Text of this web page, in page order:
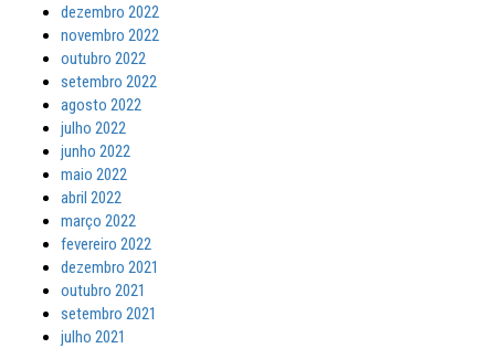
dezembro 2022
novembro 2022
outubro 2022
setembro 2022
agosto 2022
julho 2022
junho 2022
maio 2022
abril 2022
março 2022
fevereiro 2022
dezembro 2021
outubro 2021
setembro 2021
julho 2021